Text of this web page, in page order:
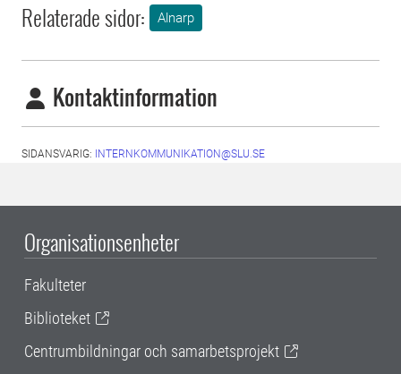
Relaterade sidor: Alnarp
Kontaktinformation
SIDANSVARIG: INTERNKOMMUNIKATION@SLU.SE
Organisationsenheter
Fakulteter
Biblioteket
Centrumbildningar och samarbetsprojekt